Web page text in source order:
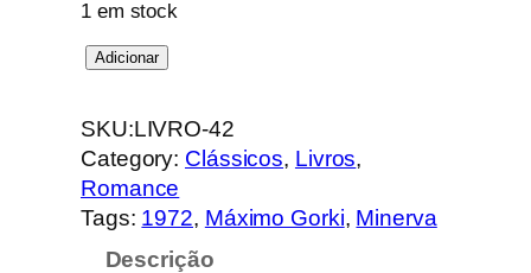
1 em stock
Q
a
n
t
i
Adicionar
SKU:LIVRO-42
Category: Clássicos, Livros
Romance
Tags: 1972, Máximo Gorki, Minerva
Descrição